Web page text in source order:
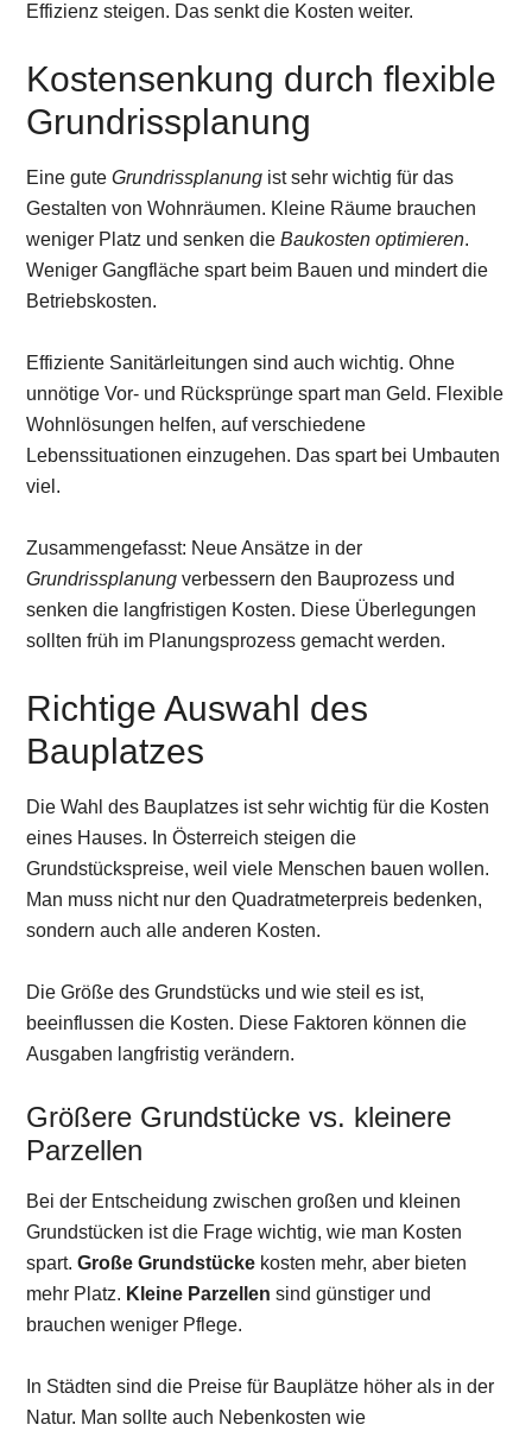
Effizienz steigen. Das senkt die Kosten weiter.
Kostensenkung durch flexible
Grundrissplanung
Eine guteGrundrissplanung ist sehr wichtig für das
Gestalten von Wohnräumen. Kleine Räume brauchen
weniger Platz und senken dieBaukosten optimieren.
Weniger Gangfläche spart beim Bauen und mindert die
Betriebskosten.
Effiziente Sanitärleitungen sind auch wichtig. Ohne
unnötige Vor- und Rücksprünge spart man Geld. Flexible
Wohnlösungen helfen, auf verschiedene
Lebenssituationen einzugehen. Das spart bei Umbauten
viel.
Zusammengefasst: Neue Ansätze in der
Grundrissplanung verbessern den Bauprozess und
senken die langfristigen Kosten. Diese Überlegungen
sollten früh im Planungsprozess gemacht werden.
Richtige Auswahl des
Bauplatzes
Die Wahl des Bauplatzes ist sehr wichtig für die Kosten
eines Hauses. In Österreich steigen die
Grundstückspreise, weil viele Menschen bauen wollen.
Man muss nicht nur den Quadratmeterpreis bedenken,
sondern auch alle anderen Kosten.
Die Größe des Grundstücks und wie steil es ist,
beeinflussen die Kosten. Diese Faktoren können die
Ausgaben langfristig verändern.
Größere Grundstücke vs. kleinere
Parzellen
Bei der Entscheidung zwischen großen und kleinen
Grundstücken ist die Frage wichtig, wie man Kosten
spart.Große Grundstücke kosten mehr, aber bieten
mehr Platz. Kleine Parzellen sind günstiger und
brauchen weniger Pflege.
In Städten sind die Preise für Bauplätze höher als in der
Natur. Man sollte auch Nebenkosten wie